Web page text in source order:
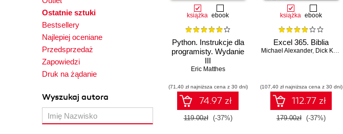
Ostatnie sztuki
Bestsellery
Najlepiej oceniane
Przedsprzedaż
Zapowiedzi
Druk na żądanie
Wyszukaj autora
książka ebook
Python. Instrukcje dla
programisty. Wydanie
III
Eric Matthes
(71,40 zł najniższa cena z 30 dni)
74.97 zł
119.00zł (-37%)
książka ebook
Excel 365. Biblia
Michael Alexander, Dick Kusleika
(107,40 zł najniższa cena z 30 dni)
112.77 zł
179.00zł (-37%)